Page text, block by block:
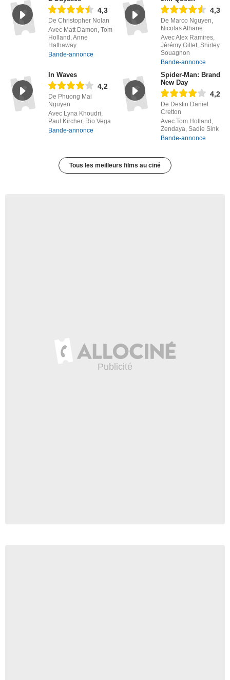
L'Odyssée
4,3
De Christopher Nolan
Avec Matt Damon, Tom
Holland, Anne
Hathaway
Jim Queen
4,3
De Marco Nguyen,
Nicolas Athane
Avec Alex Ramires,
Jérémy Gillet, Shirley
Souagnon
Bande-annonce
In Waves
De Phuong Mai
Nguyen
Avec Lyna Khoudri,
Paul Kircher, Rio Vega
Spider-Man: Brand
New Day
De Destin Daniel
Cretton
Avec Tom Holland,
Zendaya, Sadie Sink
Tous les meilleurs films au ciné